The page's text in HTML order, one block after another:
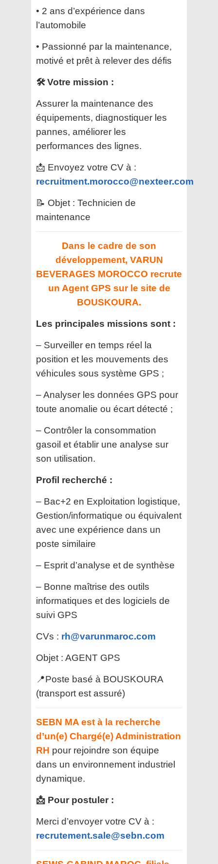
• 2 ans d’expérience dans
l’automobile
• Passionné par la maintenance,
motivé et prêt à relever des défis
🛠️ Votre mission :
Assurer la maintenance des
équipements, diagnostiquer les
pannes, améliorer les
performances des lignes.
📩 Envoyez votre CV à :
recruitment.morocco@nexteer.com
📝 Objet : Technicien de
maintenance
Dans le cadre de son
développement, VARUN
BEVERAGES MOROCCO recrute
un Agent GPS sur le site de
BOUSKOURA.
Les principales missions sont :
– Surveiller en temps réel la
position et les mouvements des
véhicules sous système GPS ;
– Analyser les données GPS pour
toute anomalie ou écart détecté ;
– Contrôler la consommation
gasoil et établir une analyse sur
son utilisation.
Profil recherché :
– Bac+2 en Exploitation logistique,
Gestion/informatique ou équivalent
avec une expérience dans un
poste similaire
– Esprit d’analyse et de synthèse
– Bonne maîtrise des outils
informatiques et des logiciels de
suivi GPS
CVs : rh@varunmaroc.com
Objet : AGENT GPS
📍Poste basé à BOUSKOURA
(transport est assuré)
SEBN MA est à la recherche
d’un(e) Chargé(e) Administration
RH pour rejoindre son équipe
dans un environnement industriel
dynamique.
📩 Pour postuler :
Merci d’envoyer votre CV à :
recrutement.sale@sebn.com